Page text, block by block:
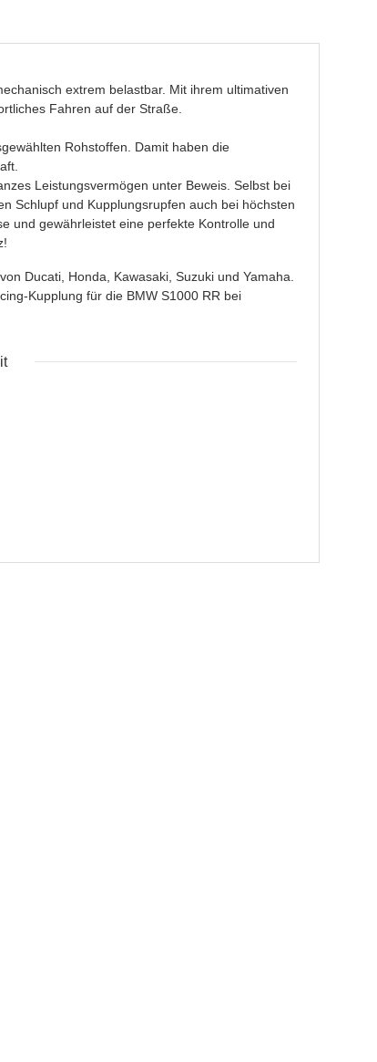
extrem belastbar. Mit ihrem ultimativen
Fahren auf der Straße.
Rohstoffen. Damit haben die
Leistungsvermögen unter Beweis. Selbst bei
Schlupf und Kupplungsrupfen auch bei höchsten
und gewährleistet eine perfekte Kontrolle und
Ducati, Honda, Kawasaki, Suzuki und Yamaha.
Kupplung für die BMW S1000 RR bei